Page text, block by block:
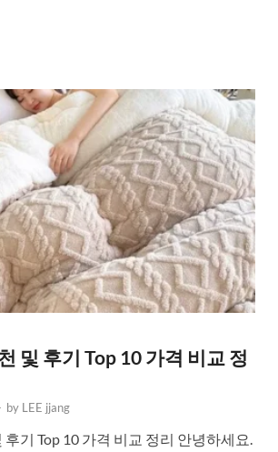
및 후기 Top 10 가격 비교 정
by LEE jjang
기 Top 10 가격 비교 정리 안녕하세요.